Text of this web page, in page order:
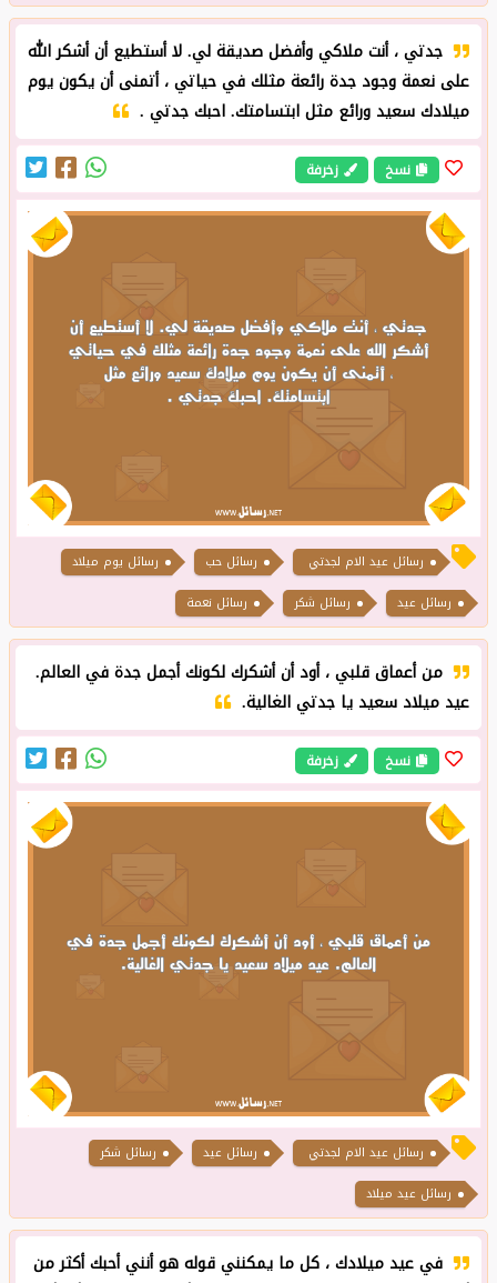
جدتي ، أنت ملاكي وأفضل صديقة لي. لا أستطيع أن أشكر الله
على نعمة وجود جدة رائعة مثلك في حياتي ، أتمنى أن يكون يوم
ميلادك سعيد ورائع مثل ابتسامتك. احبك جدتي .
نسخ زخرفة
رسائل عيد الام لجدتي رسائل حب
رسائل يوم ميلاد
رسائل عيد
رسائل شكر رسائل نعمة
من أعماق قلبي ، أود أن أشكرك لكونك أجمل جدة في العالم.
عيد ميلاد سعيد يا جدتي الغالية.
نسخ زخرفة
رسائل عيد الام لجدتي رسائل عيد
رسائل شكر
رسائل عيد ميلاد
في عيد ميلادك ، كل ما يمكنني قوله هو أنني أحبك أكثر من